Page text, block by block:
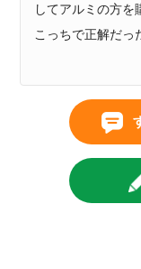
してアルミの方を
こっちで正解だっ